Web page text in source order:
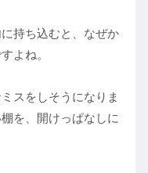
持ち込むと、なぜか
よね。
スをしそうになりま
を、開けっぱなしに